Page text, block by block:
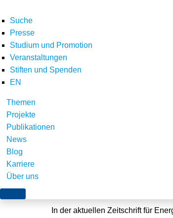
Suche
Presse
Studium und Promotion
Veranstaltungen
Stiften und Spenden
EN
Themen
Projekte
Publikationen
News
Blog
Karriere
Über uns
In der aktuellen Zeitschrift für